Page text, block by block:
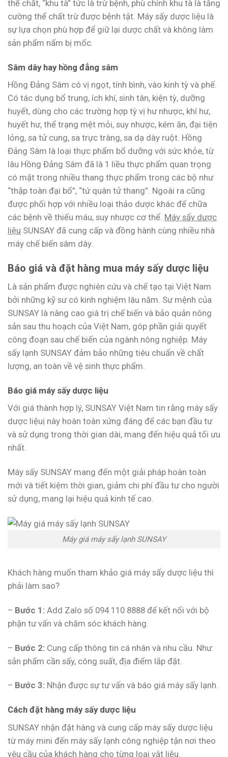
thể chất, “khu tà” tức là trừ bệnh, phù chính khu tà là tăng
cường thể chất trừ được bệnh tật. Máy sấy dược liệu là
sự lựa chọn phù hợp để giữ lại dược chất và không làm
sản phẩm nấm bị mốc.
Sâm dây hay hồng đẳng sâm
Hồng Đảng Sâm có vị ngọt, tính bình, vào kinh tỳ và phế.
Có tác dụng bổ trung, ích khí, sinh tân, kiện tỳ, dưỡng
huyết, dùng cho các trường hợp tỳ vị hư nhược, khí hư,
huyết hư, thể trạng mệt mỏi, suy nhược, kém ăn, đại tiện
lỏng, sa tử cung, sa trực tràng, sa dạ dày ruột. Hồng
Đảng Sâm là loại thực phẩm bổ dưỡng với sức khỏe, từ
lâu Hồng Đảng Sâm đã là 1 liều thực phẩm quan trọng
có mặt trong nhiều thang thực phẩm trong các bộ như
“thập toàn đại bổ”, “tứ quân tử thang”. Ngoài ra cũng
được phối hợp với nhiều loại thảo dược khác để chữa
các bệnh về thiếu máu, suy nhược cơ thể. Máy sấy dược
liệu SUNSAY đã cung cấp và đồng hành cùng nhiều nhà
máy chế biến sâm dây.
Báo giá và đặt hàng mua máy sấy dược liệu
Là sản phẩm được nghiên cứu và chế tạo tại Việt Nam
bởi những kỹ sư có kinh nghiệm lâu năm. Sư mệnh của
SUNSAY là nâng cao giá trị chế biến và bảo quản nông
sản sau thu hoạch của Việt Nam, góp phần giải quyết
công đoạn sau chế biến của ngành nông nghiệp. Máy
sấy lạnh SUNSAY đảm bảo những tiêu chuẩn về chất
lượng, an toàn về vệ sinh thực phẩm.
Báo giá máy sấy dược liệu
Với giá thành hợp lý, SUNSAY Việt Nam tin rằng máy sấy
dược liệuị này hoàn toàn xứng đáng để các bạn đầu tư
và sử dụng trong thời gian dài, mang đến hiệu quả tối ưu
nhất.
Máy sấy SUNSAY mang đến một giải pháp hoàn toàn
mới và tiết kiệm thời gian, giảm chi phí đầu tư cho người
sử dụng, mang lại hiệu quả kinh tế cao.
Máy giá máy sấy lạnh SUNSAY
Khách hàng muốn tham khảo giá máy sấy dược liệu thì
phải làm sao?
– Bước 1: Add Zalo số 094 110 8888 để kết nối với bộ
phận tư vấn và chăm sóc khách hàng.
– Bước 2: Cung cấp thông tin cá nhân và nhu cầu. Như:
sản phẩm cần sấy, công suất, địa điểm lắp đặt.
– Bước 3: Nhận được sự tư vấn và báo giá máy sấy lạnh.
Cách đặt hàng máy sấy dược liệu
SUNSAY nhận đặt hàng và cung cấp máy sấy dược liệu
từ máy mini đến máy sấy lạnh công nghiệp tận nơi theo
yêu cầu của khách hàng cho từng loại vật liệu.